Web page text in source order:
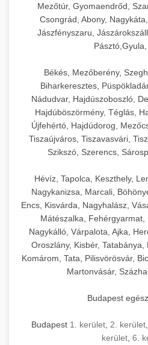
Mezőtúr, Gyomaendrőd,
Csongrád, Abony,
Jászfényszaru,
Békés, Mezőberény,
Biharkeresztes,
Nádudvar, Hajdúszoboszló,
Hajdúböszörmény, Téglás,
Újfehértó, Hajdúdorog,
Tiszaújváros, Tiszavasvári,
Szikszó, Szerencs,
Hévíz, Tapolca, Keszthely,
Nagykanizsa, Marcali,
Encs, Kisvárda, Nagyhalász,
Mátészalka, Fehérgyarmat,
Nagykálló, Várpalota, Ajka,
Oroszlány, Kisbér, Tatabánya,
Komárom, Tata, Pilisvörösvár,
Martonvásár,
Budapest
Budapest 1. kerület 2. kerület
kerület 6.